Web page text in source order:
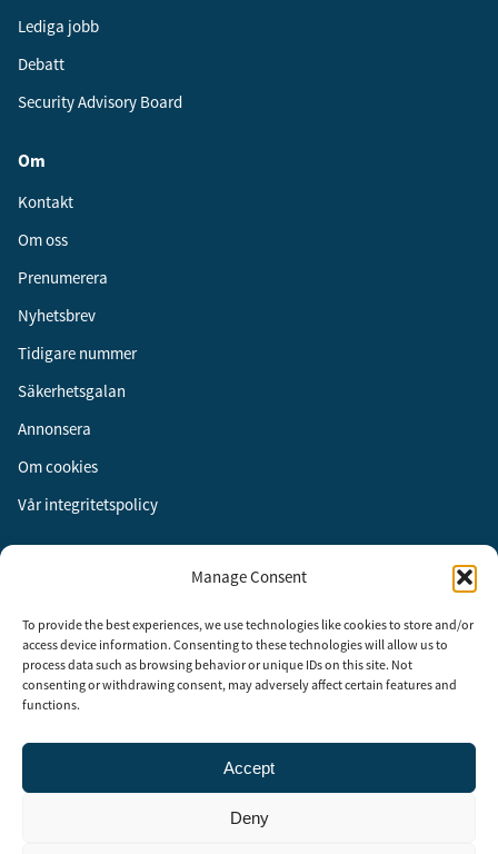
Manage Consent
To provide the best experiences, we use technologies like cookies to store and/or
access device information. Consenting to these technologies will allow us to
process data such as browsing behavior or unique IDs on this site. Not
consenting or withdrawing consent, may adversely affect certain features and
functions.
Accept
Deny
Lediga jobb
Debatt
Security Advisory Board
Om
Kontakt
Om oss
Prenumerera
Nyhetsbrev
Tidigare nummer
Säkerhetsgalan
Annonsera
Om cookies
Vår integritetspolicy
Instagram
LinkedIn
Säkerhet år 2003 för att stimulera, utveckla och informera om